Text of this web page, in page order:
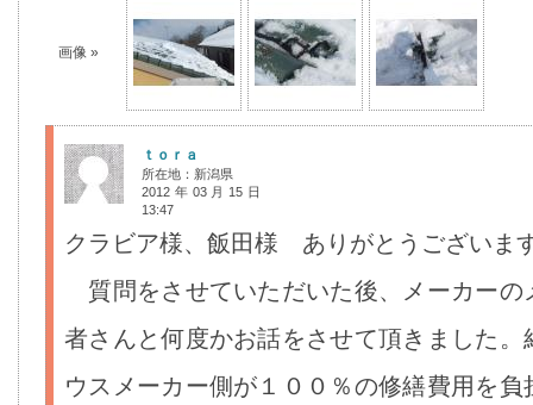
画像 »
ｔｏｒａ
所在地：新潟県
2012年03月15日
13:47
クラビア様、飯田様 ありがとうございま
質問をさせていただいた後、メーカーの
者さんと何度かお話をさせて頂きました
ウスメーカー側が１００％の修繕費用を